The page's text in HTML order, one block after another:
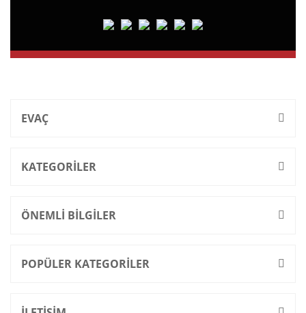
EVAÇ
KATEGORİLER
ÖNEMLİ BİLGİLER
POPÜLER KATEGORİLER